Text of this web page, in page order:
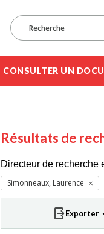
CONSULTER UN
Résultats de
Directeur de recherche
Simonneaux, Laurence